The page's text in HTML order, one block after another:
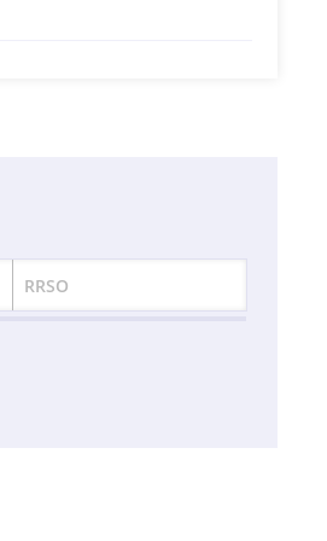
RRSO